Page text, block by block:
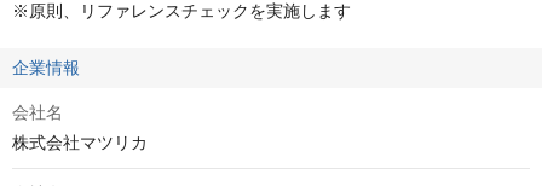
※原則、リファレンスチェックを実施します
企業情報
会社名
株式会社マツリカ